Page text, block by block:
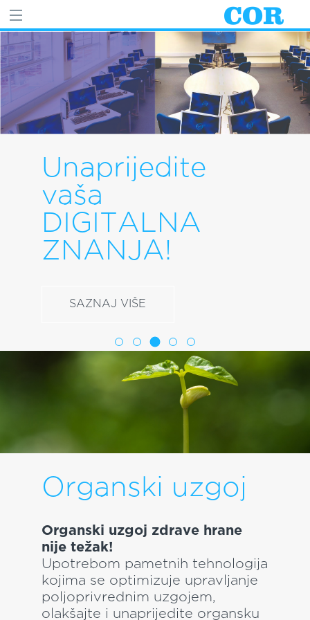
Unaprijedite
vaša
DIGITALNA
ZNANJA!
SAZNAJ VIŠE
Omiljena muzika
vas prati kroz
cijeli dom!
Radio, Muzika, Intercom,